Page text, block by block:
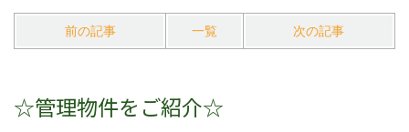
前の記事 一覧 次の記事
☆管理物件をご紹介☆